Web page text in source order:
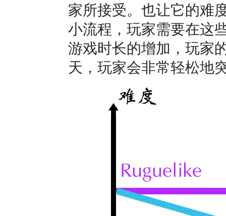
家所接受。也让它的难
小流程，玩家需要在这
游戏时长的增加，玩家
天，玩家会非常轻松地